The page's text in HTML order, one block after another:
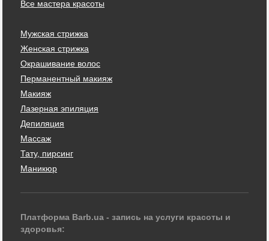
Все мастера красоты
Мужская стрижка
Женская стрижка
Окрашивание волос
Перманентный макияж
Макияж
Лазерная эпиляция
Депиляция
Массаж
Тату, пирсинг
Маникюр
Платформа Barb.ua - запись на услуги красоты и
здоровья: